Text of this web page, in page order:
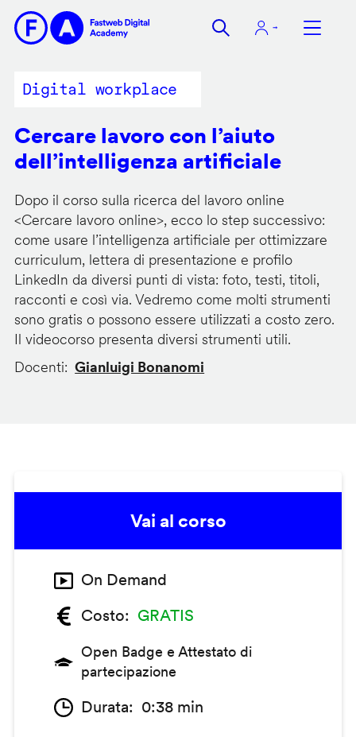
contenuto
Digital workplace
Cercare lavoro con l’aiuto
dell’intelligenza artificiale
Dopo il corso sulla ricerca del lavoro online
<Cercare lavoro online>, ecco lo step successivo:
come usare l’intelligenza artificiale per ottimizzare
curriculum, lettera di presentazione e profilo
LinkedIn da diversi punti di vista: foto, testi, titoli,
racconti e così via. Vedremo come molti strumenti
sono gratis o possono essere utilizzati a costo zero.
Il videocorso presenta diversi strumenti utili.
Docenti
Gianluigi Bonanomi
Vai al corso
On Demand
Costo
GRATIS
Open Badge e Attestato di
partecipazione
Durata 0:38 min